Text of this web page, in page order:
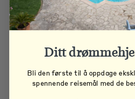
Ditt
Bli den første til å oppdage
spennende reisemål med de